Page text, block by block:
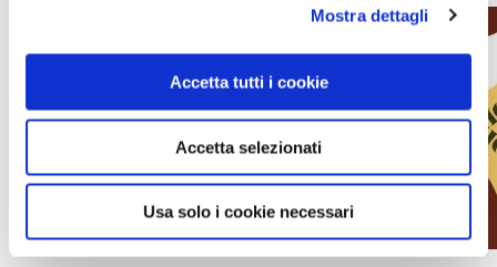
Mostra dettagli
Accetta tutti i cookie
Accetta selezionati
Usa solo i cookie necessari